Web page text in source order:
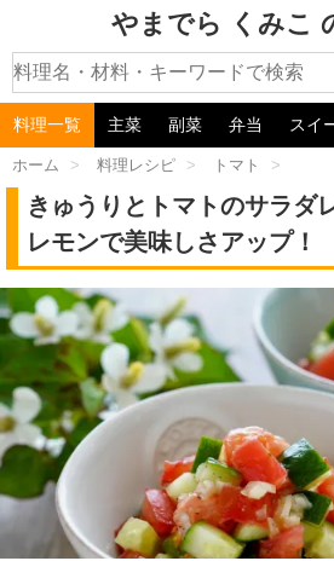
やまでら くみこ
料理一覧 主菜 副菜 弁当 スイ
ホーム > 料理レシピ > トマト >
きゅうりとトマトのサラダ
レモンで美味しさアップ！